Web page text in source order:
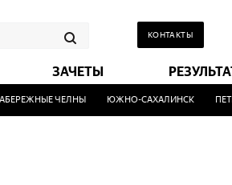
КОНТАКТЫ
ЗАЧЕТЫ
ЧЕЛНЫ ЮЖНО-САХАЛИНСК